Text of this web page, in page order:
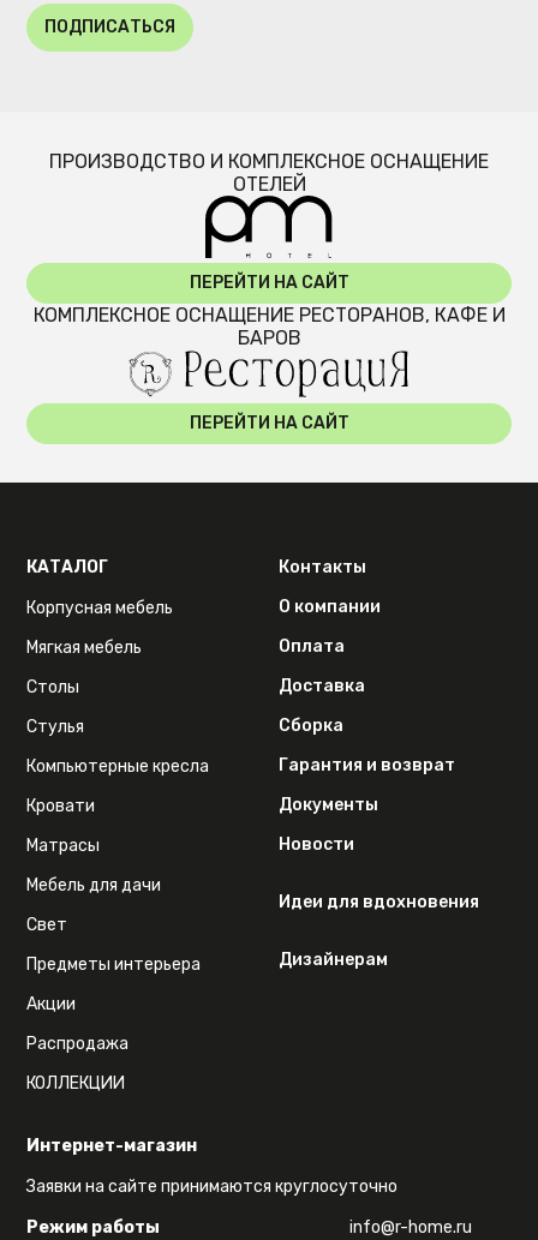
ПОДПИСАТЬСЯ
ПРОИЗВОДСТВО И КОМПЛЕКСНОЕ ОСНАЩЕНИЕ
ОТЕЛЕЙ
ПЕРЕЙТИ НА САЙТ
КОМПЛЕКСНОЕ ОСНАЩЕНИЕ РЕСТОРАНОВ, КАФЕ И
БАРОВ
ПЕРЕЙТИ НА САЙТ
Интернет-магазин
Заявки на сайте принимаются круглосуточно
Режим работы
info@r-home.ru
КАТАЛОГ
Корпусная мебель
Мягкая мебель
Столы
Стулья
Компьютерные кресла
Кровати
Матрасы
Мебель для дачи
Свет
Предметы интерьера
Акции
Распродажа
КОЛЛЕКЦИИ
Контакты
О компании
Оплата
Доставка
Сборка
Гарантия и возврат
Документы
Новости
Идеи для вдохновения
Дизайнерам